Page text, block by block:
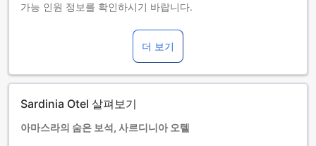
가능 인원 정보를 확인하시기 바랍니다.
더 보기
Sardinia Otel 살펴보기
아마스라의 숨은 보석, 사르디니아 오텔